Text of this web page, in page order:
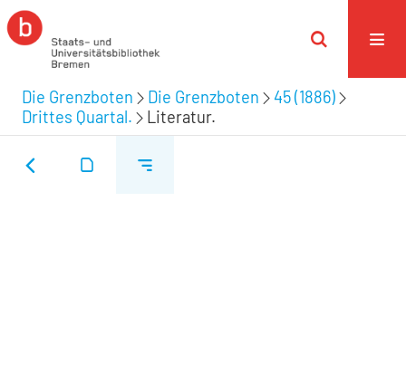
Die Grenzboten Die Grenzboten
45 (1886)
Drittes Quartal.
Literatur.